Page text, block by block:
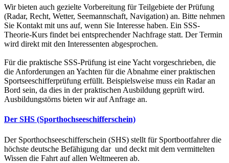
Wir bieten auch gezielte Vorbereitung für Teilgebiete der Prüfung
(Radar, Recht, Wetter, Seemannschaft, Navigation) an. Bitte nehmen
Sie Kontakt mit uns auf, wenn Sie Interesse haben. Ein SSS-
Theorie-Kurs findet bei entsprechender Nachfrage statt. Der Termin
wird direkt mit den Interessenten abgesprochen.
Für die praktische SSS-Prüfung ist eine Yacht vorgeschrieben, die
die Anforderungen an Yachten für die Abnahme einer praktischen
Sportseeschifferprüfung erfüllt. Beispielsweise muss ein Radar an
Bord sein, da dies in der praktischen Ausbildung geprüft wird.
Ausbildungstörns bieten wir auf Anfrage an.
Der SHS (Sporthochseeschifferschein)
Der Sporthochseeschifferschein (SHS) stellt für Sportbootfahrer die
höchste deutsche Befähigung dar und deckt mit dem vermittelten
Wissen die Fahrt auf allen Weltmeeren ab.